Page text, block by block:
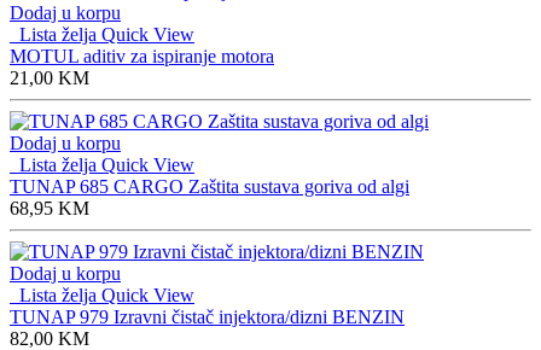
Dodaj u korpu
Lista želja Quick View
MOTUL aditiv za ispiranje motora
21,00 KM
Dodaj u korpu
Lista želja Quick View
TUNAP 685 CARGO Zaštita sustava goriva od algi
68,95 KM
Dodaj u korpu
Lista želja Quick View
TUNAP 979 Izravni čistač injektora/dizni BENZIN
82,00 KM